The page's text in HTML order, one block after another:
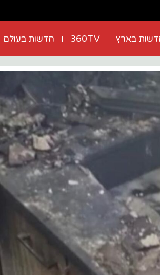
בארץ 360TV חדשות בעולם